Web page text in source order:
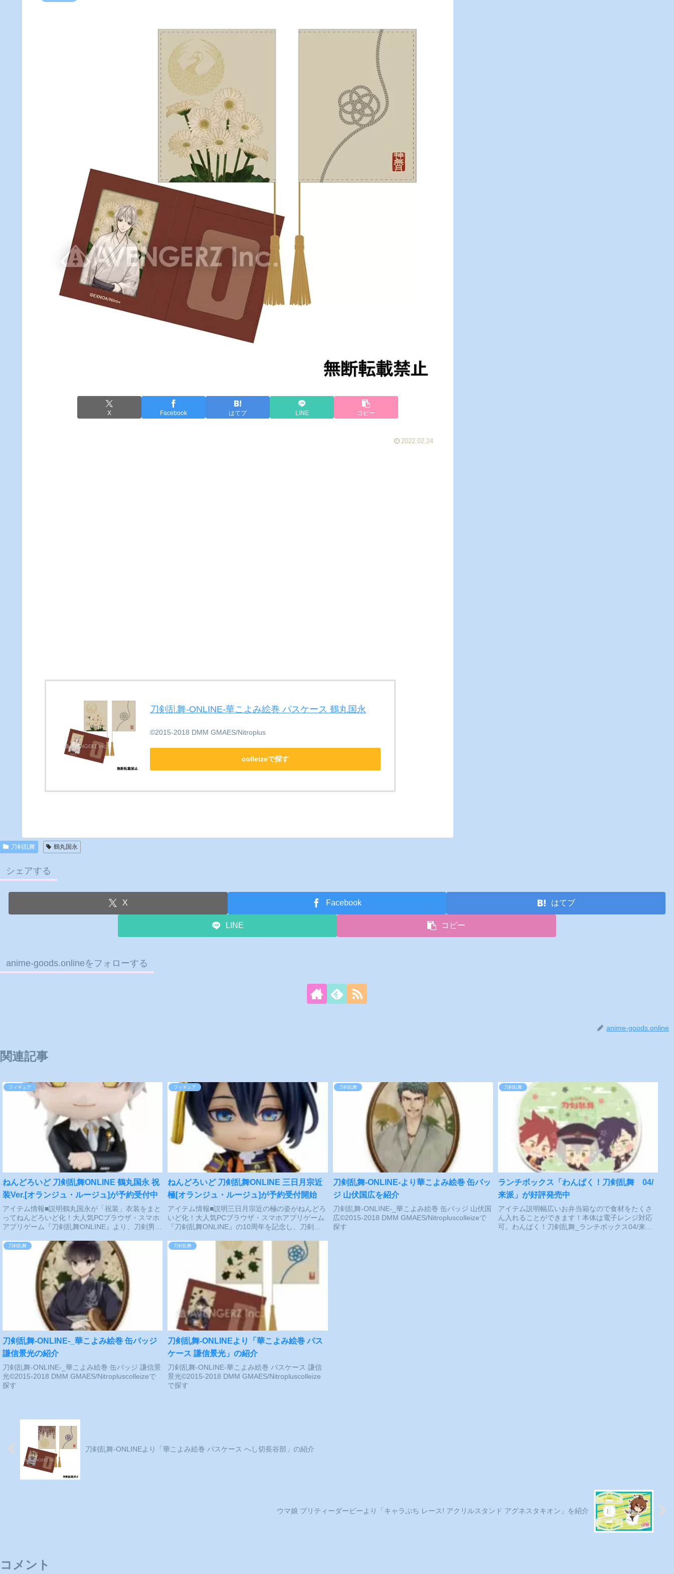
X Facebook はてブ LINE コピー
2022.02.24
刀剣乱舞-ONLINE-華こよみ絵巻 パスケース 鶴丸国永
©2015-2018 DMM GMAES/Nitroplus
colleizeで探す
刀剣乱舞 鶴丸国永
シェアする
X Facebook はてブ
LINE コピー
anime-goods.onlineをフォローする
anime-goods.online
関連記事
フィギュア
ねんどろいど 刀剣乱舞ONLINE 鶴丸国永 祝
装Ver.[オランジュ・ルージュ]が予約受付中
アイテム情報■説明鶴丸国永が「祝装」衣装をまと
ってねんどろいど化！大人気PCブラウザ・スマホ
アプリゲーム『刀剣乱舞ONLINE』より、刀剣男士
いどに登場です！表情パーツ：「通常顔」「笑
顔」オプショ...
フィギュア
ねんどろいど 刀剣乱舞ONLINE 三日月宗近
極[オランジュ・ルージュ]が予約受付開始
アイテム情報■説明三日月宗近の極の姿がねんどろ
いど化！大人気PCブラウザ・スマホアプリゲーム
『刀剣乱舞ONLINE』の10周年を記念し、刀剣男
に登場です！●表情パーツ：「微笑顔」「戦闘顔」
刀剣乱舞
刀剣乱舞-ONLINE-より華こよみ絵巻 缶バッ
ジ 山伏国広を紹介
刀剣乱舞-ONLINE-_華こよみ絵巻 缶バッジ 山伏国
広©2015-2018 DMM GMAES/Nitropluscolleizeで
探す
刀剣乱舞
ランチボックス「わんぱく！刀剣乱舞 04/
来派」が好評発売中
アイテム説明幅広いお弁当箱なので食材をたくさ
ん入れることができます！本体は電子レンジ対応
可。わんぱく！刀剣乱舞_ランチボックス04/来派
刀剣乱舞
刀剣乱舞-ONLINE-_華こよみ絵巻 缶バッジ
謙信景光の紹介
刀剣乱舞-ONLINE-_華こよみ絵巻 缶バッジ 謙信景
光©2015-2018 DMM GMAES/Nitropluscolleizeで
探す
刀剣乱舞
刀剣乱舞-ONLINEより「華こよみ絵巻 パス
ケース 謙信景光」の紹介
刀剣乱舞-ONLINE-華こよみ絵巻 パスケース 謙信
景光©2015-2018 DMM GMAES/Nitropluscolleize
で探す
刀剣乱舞-ONLINEより「華こよみ絵巻 パスケース へし切長谷部」の紹介
ウマ娘 プリティーダービーより「キャラぷち レース! アクリルスタンド アグネスタキオン」を紹介
コメント